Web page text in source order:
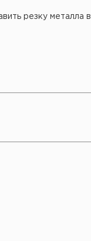
резку металла в